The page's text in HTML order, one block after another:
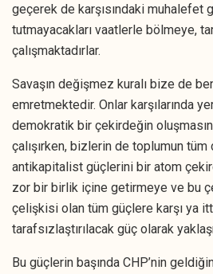
geçerek de karşısındaki muhalefet
tutmayacakları vaatlerle bölmeye,
çalışmaktadırlar.
Savaşın değişmez kuralı bize de
emretmektedir. Onlar karşılarında
demokratik bir çekirdeğin
çalışırken, bizlerin de toplumun tüm
antikapitalist güçlerini bir atom
zor bir birlik içine getirmeye ve bu
çelişkisi olan tüm güçlere karşı ya
tarafsızlaştırılacak güç olarak
Bu güçlerin başında CHP’nin